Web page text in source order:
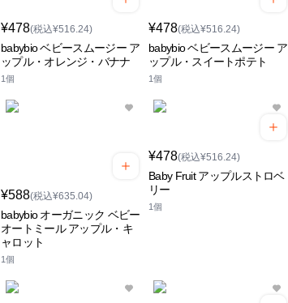
¥478(税込¥516.24)
babybio ベビースムージー ア
ップル・オレンジ・バナナ
1個
¥478(税込¥516.24)
babybio ベビースムージー ア
ップル・スイートポテト
1個
¥588(税込¥635.04)
babybio オーガニック ベビー
オートミール アップル・キ
ャロット
1個
¥478(税込¥516.24)
Baby Fruit アップルストロベ
リー
1個